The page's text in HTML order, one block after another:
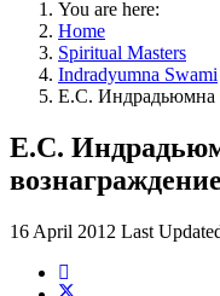
You are here:
Home
Spiritual Masters
Indradyumna Swami
Е.С. Индрадьюмна
Е.С.
вознаграждение
16 April 2012 Last